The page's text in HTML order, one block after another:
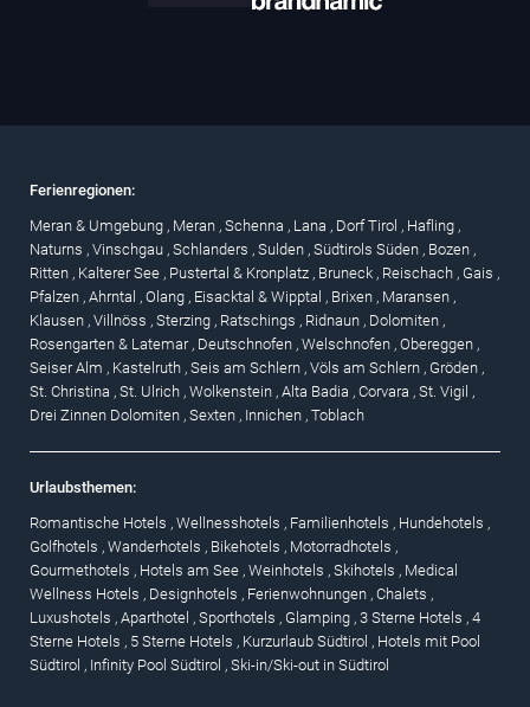
Ferienregionen:
Meran & Umgebung , Meran , Schenna , Lana , Dorf Tirol , Hafling ,
Naturns , Vinschgau , Schlanders , Sulden , Südtirols Süden , Bozen ,
Ritten , Kalterer See , Pustertal & Kronplatz , Bruneck , Reischach , Gais ,
Pfalzen , Ahrntal , Olang , Eisacktal & Wipptal , Brixen , Maransen ,
Klausen , Villnöss , Sterzing , Ratschings , Ridnaun , Dolomiten ,
Rosengarten & Latemar , Deutschnofen , Welschnofen , Obereggen ,
Seiser Alm , Kastelruth , Seis am Schlern , Völs am Schlern , Gröden ,
St. Christina , St. Ulrich , Wolkenstein , Alta Badia , Corvara , St. Vigil ,
Drei Zinnen Dolomiten , Sexten , Innichen , Toblach
Urlaubsthemen:
Romantische Hotels , Wellnesshotels , Familienhotels , Hundehotels ,
Golfhotels , Wanderhotels , Bikehotels , Motorradhotels ,
Gourmethotels , Hotels am See , Weinhotels , Skihotels , Medical
Wellness Hotels , Designhotels , Ferienwohnungen , Chalets ,
Luxushotels , Aparthotel , Sporthotels , Glamping , 3 Sterne Hotels , 4
Sterne Hotels , 5 Sterne Hotels , Kurzurlaub Südtirol , Hotels mit Pool
Südtirol , Infinity Pool Südtirol , Ski-in/Ski-out in Südtirol